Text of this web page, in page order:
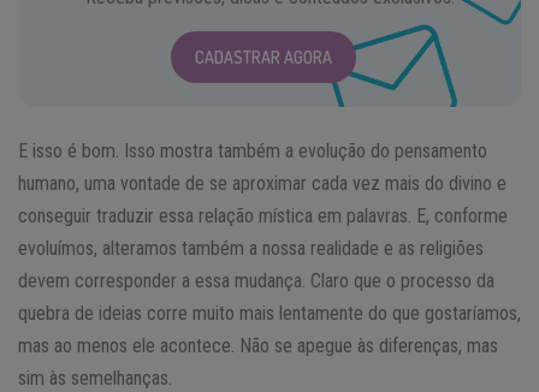
CADASTRAR AGORA
E isso é bom. Isso mostra também a evolução do pensamento
humano, uma vontade de se aproximar cada vez mais do divino e
conseguir traduzir essa relação mística em palavras. E, conforme
evoluímos, alteramos também a nossa realidade e as religiões
devem corresponder a essa mudança. Claro que o processo da
quebra de ideias corre muito mais lentamente do que gostaríamos,
mas ao menos ele acontece. Não se apegue às diferenças, mas
sim às semelhanças.